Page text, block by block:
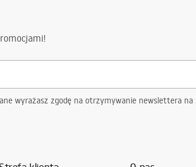
wyrażasz zgodę na otrzymywanie newslettera na